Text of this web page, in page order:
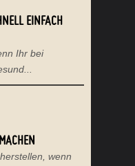
EINFACH
Ihr bei
wenn